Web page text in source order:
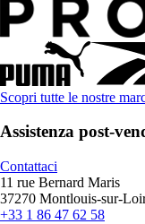
Scopri tutte le nostre
Assistenza post-
Contattaci
11 rue Bernard Maris
37270 Montlouis-sur-
+33 1 86 47 62 58